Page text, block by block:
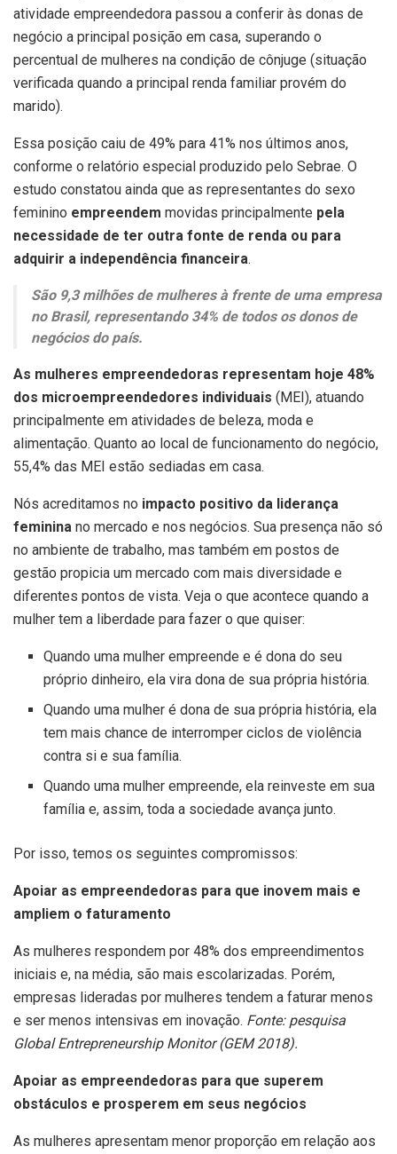
atividade empreendedora passou a conferir às donas de
negócio a principal posição em casa, superando o
percentual de mulheres na condição de cônjuge (situação
verificada quando a principal renda familiar provém do
marido).
Essa posição caiu de 49% para 41% nos últimos anos,
conforme o relatório especial produzido pelo Sebrae. O
estudo constatou ainda que as representantes do sexo
feminino empreendem movidas principalmente pela
necessidade de ter outra fonte de renda ou para
adquirir a independência financeira.
São 9,3 milhões de mulheres à frente de uma empresa
no Brasil, representando 34% de todos os donos de
negócios do país.
As mulheres empreendedoras representam hoje 48%
dos microempreendedores individuais (MEI), atuando
principalmente em atividades de beleza, moda e
alimentação. Quanto ao local de funcionamento do negócio,
55,4% das MEI estão sediadas em casa.
Nós acreditamos no impacto positivo da liderança
feminina no mercado e nos negócios. Sua presença não só
no ambiente de trabalho, mas também em postos de
gestão propicia um mercado com mais diversidade e
diferentes pontos de vista. Veja o que acontece quando a
mulher tem a liberdade para fazer o que quiser:
Quando uma mulher empreende e é dona do seu
próprio dinheiro, ela vira dona de sua própria história.
Quando uma mulher é dona de sua própria história, ela
tem mais chance de interromper ciclos de violência
contra si e sua família.
Quando uma mulher empreende, ela reinveste em sua
família e, assim, toda a sociedade avança junto.
Por isso, temos os seguintes compromissos:
Apoiar as empreendedoras para que inovem mais e
ampliem o faturamento
As mulheres respondem por 48% dos empreendimentos
iniciais e, na média, são mais escolarizadas. Porém,
empresas lideradas por mulheres tendem a faturar menos
e ser menos intensivas em inovação. Fonte: pesquisa
Global Entrepreneurship Monitor (GEM 2018).
Apoiar as empreendedoras para que superem
obstáculos e prosperem em seus negócios
As mulheres apresentam menor proporção em relação aos